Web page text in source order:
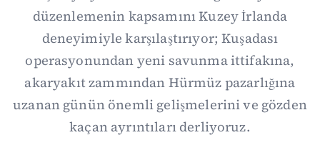
düzenlemenin kapsamını Kuzey İrlanda
deneyimiyle karşılaştırıyor; Kuşadası
operasyonundan yeni savunma ittifakına,
akaryakıt zammından Hürmüz pazarlığına
uzanan günün önemli gelişmelerini ve gözden
kaçan ayrıntıları derliyoruz.